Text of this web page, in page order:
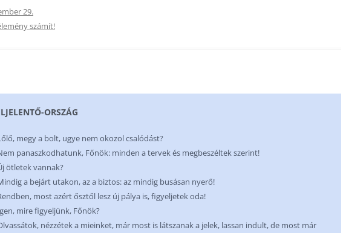
29.
számít!
ORSZÁG
megy a bolt, ugye nem okozol csalódást?
panaszkodhatunk, Főnök: minden a tervek és megbeszéltek szerint!
ötletek vannak?
a bejárt utakon, az a biztos: az mindig busásan nyerő!
most azért ősztől lesz új pálya is, figyeljetek oda!
mire figyeljünk, Főnök?
nézzétek a mieinket, már most is látszanak a jelek, lassan indult, de most már